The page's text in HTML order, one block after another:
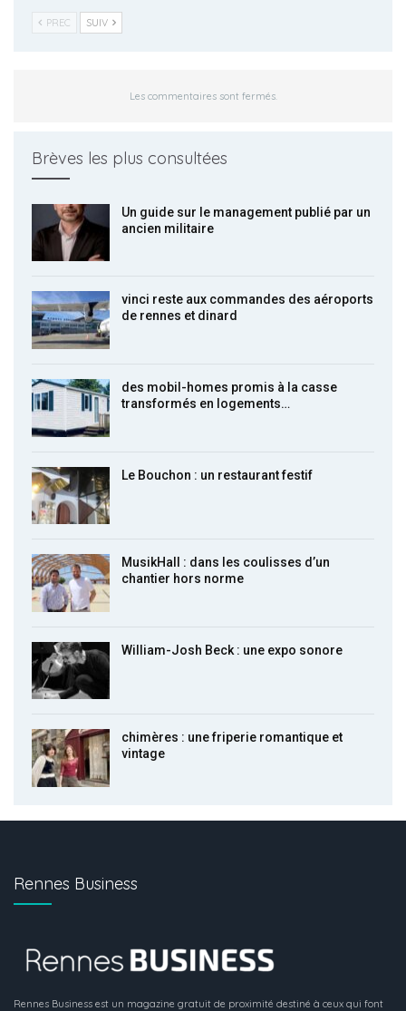
PREC SUIV
Les commentaires sont fermés.
Brèves les plus consultées
Un guide sur le management publié par un
ancien militaire
vinci reste aux commandes des aéroports
de rennes et dinard
des mobil-homes promis à la casse
transformés en logements…
Le Bouchon : un restaurant festif
MusikHall : dans les coulisses d’un
chantier hors norme
William-Josh Beck : une expo sonore
chimères : une friperie romantique et
vintage
Rennes Business
Rennes Business est un magazine gratuit de proximité destiné à ceux qui font